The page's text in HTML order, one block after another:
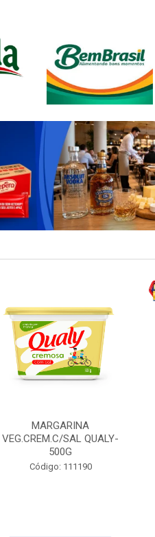
MARGARINA
VEG.CREM.C/SAL QUALY-
500G
Código: 111190